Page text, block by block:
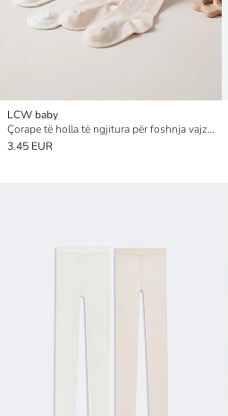
LCW baby
Çorape të holla të ngjitura për foshnja vajza, 2 copë
3.45 EUR